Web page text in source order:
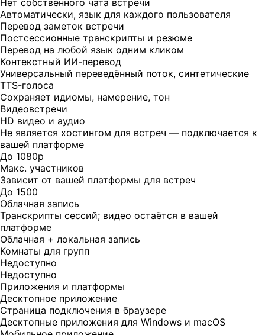
Нет собственного чата встречи
Автоматически, язык для каждого пользователя
Перевод заметок встречи
Постсессионные транскрипты и резюме
Перевод на любой язык одним кликом
Контекстный ИИ-перевод
Универсальный переведённый поток, синтетические
TTS-голоса
Сохраняет идиомы, намерение, тон
Видеовстречи
HD видео и аудио
Не является хостингом для встреч — подключается к
вашей платформе
До 1080p
Макс. участников
Зависит от вашей платформы для встреч
До 1500
Облачная запись
Транскрипты сессий; видео остаётся в вашей
платформе
Облачная + локальная запись
Комнаты для групп
Недоступно
Недоступно
Приложения и платформы
Десктопное приложение
Страница подключения в браузере
Десктопные приложения для Windows и macOS